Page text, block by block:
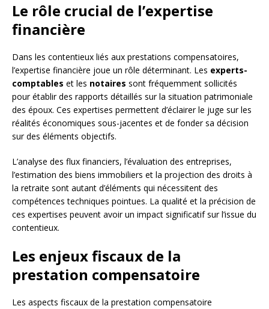
Le rôle crucial de l’expertise
financière
Dans les contentieux liés aux prestations compensatoires,
l’expertise financière joue un rôle déterminant. Les experts-
comptables et les notaires sont fréquemment sollicités
pour établir des rapports détaillés sur la situation patrimoniale
des époux. Ces expertises permettent d’éclairer le juge sur les
réalités économiques sous-jacentes et de fonder sa décision
sur des éléments objectifs.
L’analyse des flux financiers, l’évaluation des entreprises,
l’estimation des biens immobiliers et la projection des droits à
la retraite sont autant d’éléments qui nécessitent des
compétences techniques pointues. La qualité et la précision de
ces expertises peuvent avoir un impact significatif sur l’issue du
contentieux.
Les enjeux fiscaux de la
prestation compensatoire
Les aspects fiscaux de la prestation compensatoire